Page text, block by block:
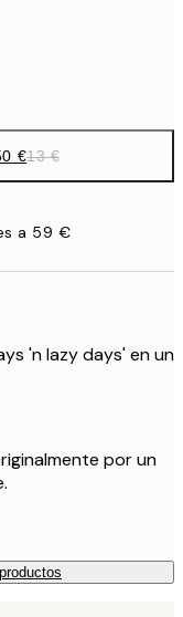
€13 €
a 59 €
'n lazy days' en un
por un